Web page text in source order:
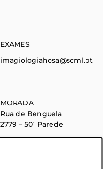
EXAMES
imagiologiahosa@scml.pt
MORADA
Rua de Benguela
2779 – 501 Parede